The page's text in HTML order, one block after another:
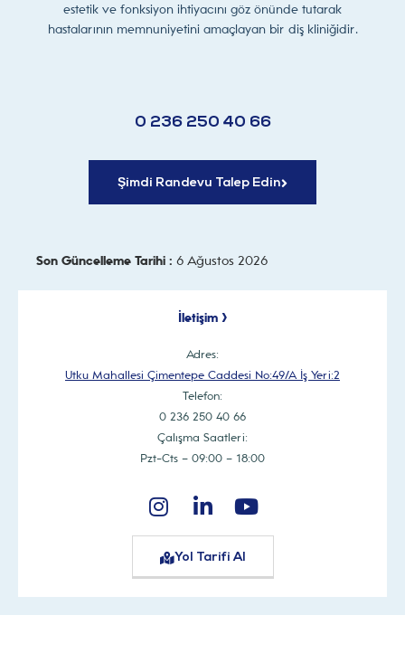
estetik ve fonksiyon ihtiyacını göz önünde tutarak
hastalarının memnuniyetini amaçlayan bir diş kliniğidir.
0 236 250 40 66
Şimdi Randevu Talep Edin
Son Güncelleme Tarihi : 6 Ağustos 2026
İletişim >
Adres:
Utku Mahallesi Çimentepe Caddesi No:49/A İş Yeri:2
Telefon:
0 236 250 40 66
Çalışma Saatleri:
Pzt-Cts – 09:00 – 18:00
Yol Tarifi Al